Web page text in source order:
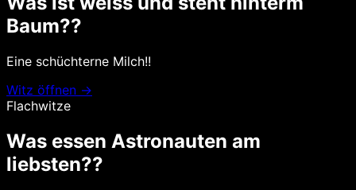
Baum??
Eine schüchterne Milch!!
Witz öffnen →
Flachwitze
Was essen Astronauten am
liebsten??